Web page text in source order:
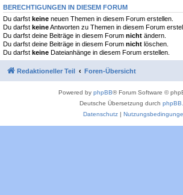
BERECHTIGUNGEN IN DIESEM FORUM
Du darfst keine neuen Themen in diesem Forum erstellen.
Du darfst keineAntworten zu Themen in diesem Forum
Du darfst deine Beiträge in diesem Forum nicht ändern.
Du darfst deine Beiträge in diesem Forum nicht löschen.
Du darfst keine Dateianhänge in diesem Forum erstellen.
Redaktioneller Teil Foren-Übersicht
Powered by phpBB® Forum Software ©
Deutsche Übersetzung durch
Datenschutz|